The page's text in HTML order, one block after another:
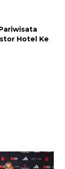
Hotel Ke